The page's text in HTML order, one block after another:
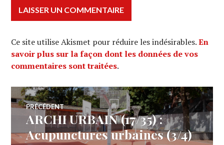
Ce site utilise Akismet pour réduire les indésirables.En
savoir plus sur la façon dont les données de vos
commentaires sont traitées.
Navigation
de
PRÉCÉDENT
Article
précédent :
ARCHI URBAIN (17/35) :
Acupunctures urbaines (3/4)